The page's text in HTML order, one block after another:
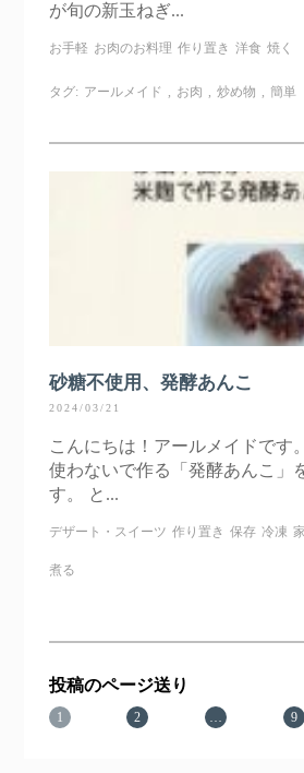
が旬の新玉ねぎ...
お手軽 お肉のお料理 作り置き 洋食 焼く
タグ: アールメイド , お肉 , 炒め物 , 簡単
砂糖不使用、発酵あんこ
2024/03/21
こんにちは！アールメイドです
使わないで作る「発酵あんこ」
す。 と...
デザート・スイーツ 作り置き 保存 冷凍
煮る
投稿のページ送り
1 2 … 9